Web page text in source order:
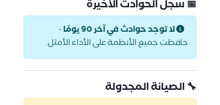
📅 سجل الحوادث الأخيرة
لا توجد حوادث في آخر 90 يومًا
-
حافظت جميع الأنظمة على الأداء الأمثل.
🔧 الصيانة المجدولة